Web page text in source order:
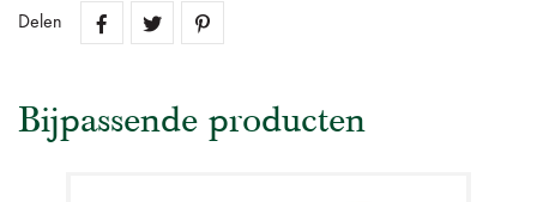
Delen
Bijpassende producten